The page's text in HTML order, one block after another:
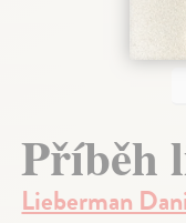
Příběh
Lieberman